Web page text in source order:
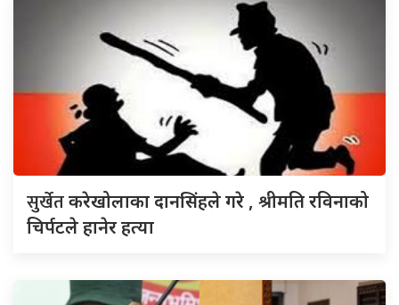
सुर्खेतकरेखोलाका दानसिंहले गरे , श्रीमति रविनाको
चिर्पटले हानेर हत्या